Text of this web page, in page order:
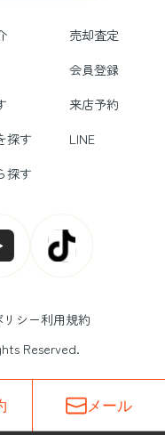
売却査定
会員登録
来店予約
探す
LINE
探す
シー利用規約
Reserved.
メール